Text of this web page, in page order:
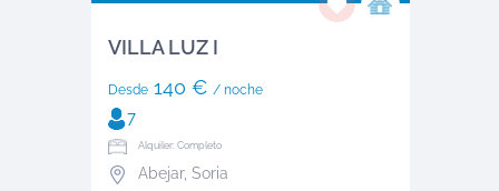
VILLA LUZ I
Desde140 € / noche
7
Alquiler: Completo
Abejar, Soria